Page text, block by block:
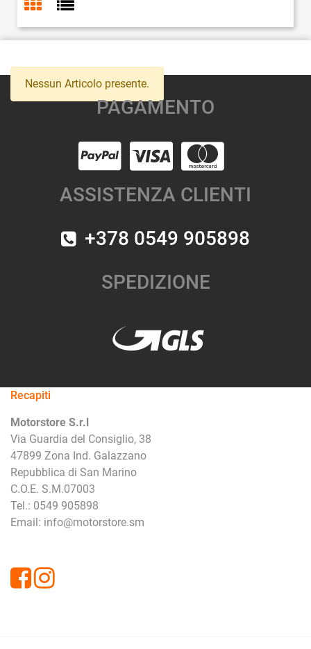
Nessun Articolo presente.
PAGAMENTO
ASSISTENZA CLIENTI
+378 0549 905898
SPEDIZIONE
Recapiti
Motorstore S.r.l
Via Guardia del Consiglio, 38
47899 Zona Ind. Galazzano
Repubblica di San Marino
C.O.E. S.M.07003
Tel.: 0549 905898
Email: info@motorstore.sm
FacebookInstagram